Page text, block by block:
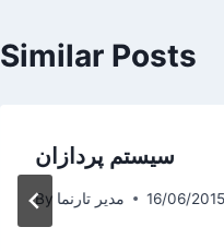
Similar Posts
سیستم پردازان
By مدیر تارنما 16/06/2015